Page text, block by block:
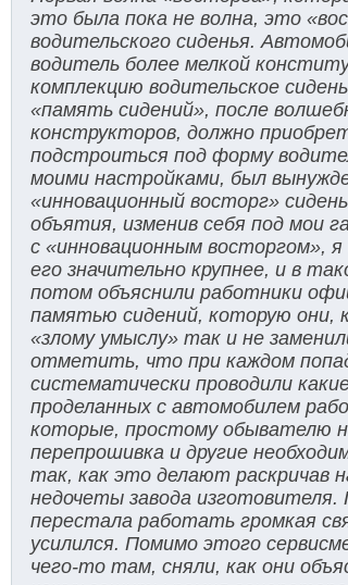
это была пока не волна, это
водительского сиденья.
водитель более мелкой
комплекцию водительское
«память сидений», после
конструкторов, должно
подстроиться под форму
моими настройками, был
«инновационный восторг»
объятия, изменив себя под мои
с «инновационным восторгом»,
его значительно крупнее, и в
потом объяснили работники
памятью сидений, которую они,
«злому умыслу» так и не
отметить, что при каждом
систематически проводили
проделанных с автомобилем
которые, простому обывателю
перепрошивка и другие
так, как это делают раскричав
недочеты завода
перестала работать громкая
усилился. Помимо этого
чего-то там, сняли, как они